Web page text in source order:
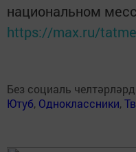
национальном
https://max.ru/
Без социаль
Ютуб, Одноклассники,